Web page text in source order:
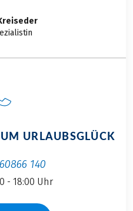
URLAUBSGLÜCK
140
- 18:00 Uhr